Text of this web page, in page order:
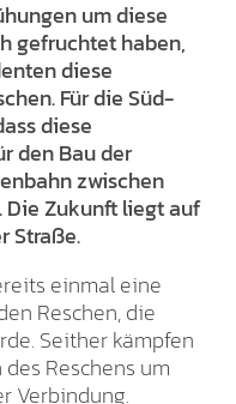
um diese
gefruchtet haben,
diese
Für die Süd-
diese
den Bau der
zwischen
Die Zukunft liegt auf
Straße.
einmal eine
Reschen, die
Seither kämpfen
Reschens um
Verbindung.